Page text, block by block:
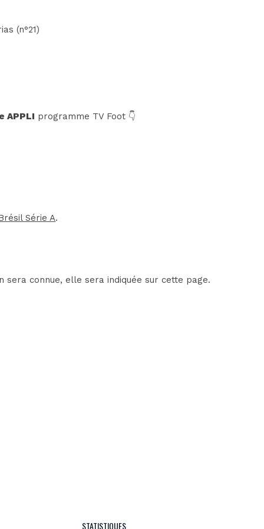
(n°21)
APPLI programme TV Foot 👇
Série A.
sera connue, elle sera indiquée sur cette page.
STATISTIQUES